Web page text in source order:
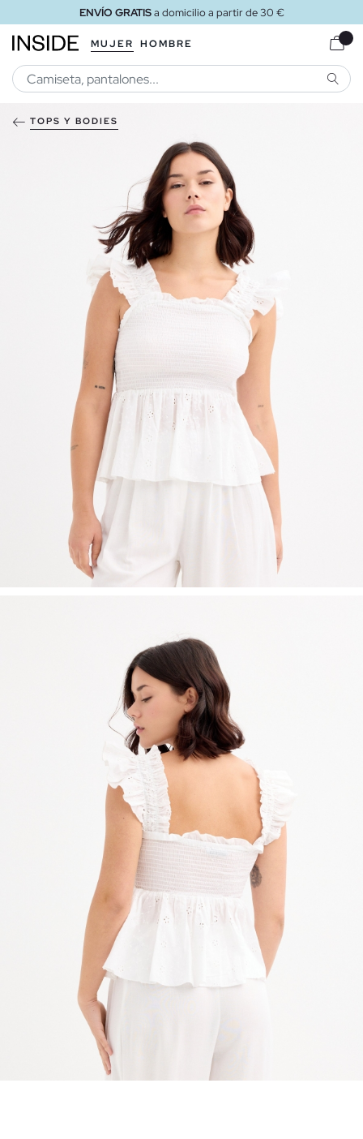
ENVÍO GRATISa domicilio a partir de 30 €
MUJER HOMBRE
TOPS Y BODIES